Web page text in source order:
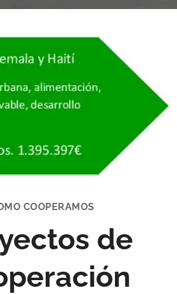
COOPERAMOS
de